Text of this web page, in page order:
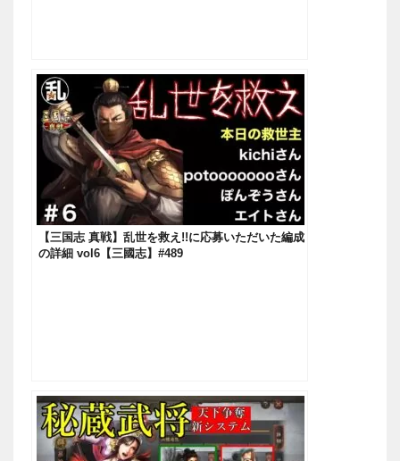
【三国志 真戦】乱世を救え!!に応募いただいた編成
の詳細 vol6【三國志】#489